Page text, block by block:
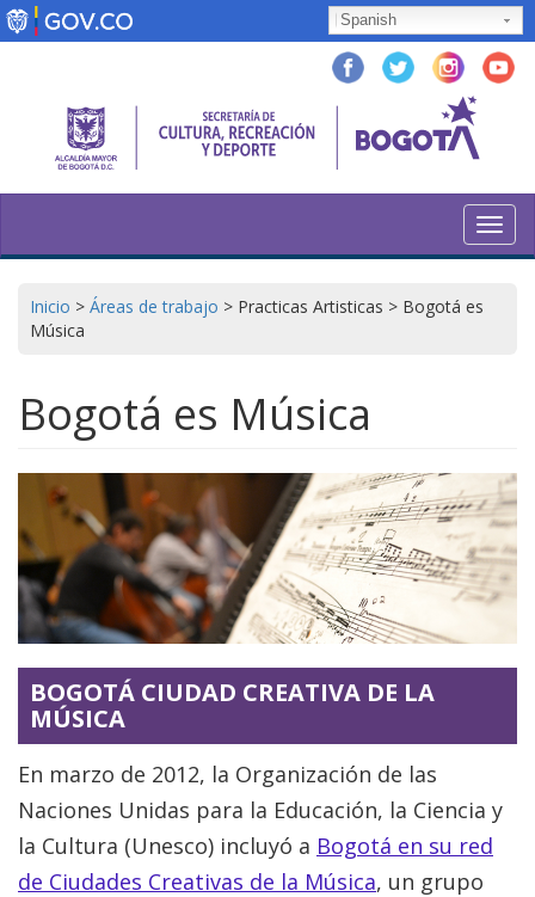
Pasar
al
Spanish
Inicio > Áreas de trabajo > Practicas Artisticas > Bogotá es
Música
Bogotá es Música
BOGOTÁ CIUDAD CREATIVA DE LA
MÚSICA
En marzo de 2012, la Organización de las
Naciones Unidas para la Educación, la Ciencia y
la Cultura (Unesco) incluyó a Bogotá en su red
de Ciudades Creativas de la Música, un grupo